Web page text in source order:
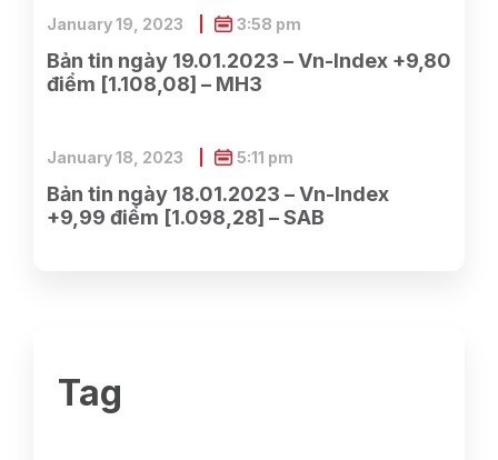
Bản tin ngày 19.01.2023 – Vn-Index +9,80
điểm [1.108,08] – MH3
January 19, 2023 3:58 pm
Bản tin ngày 18.01.2023 – Vn-Index
+9,99 điểm [1.098,28] – SAB
January 18, 2023 5:11 pm
Tag